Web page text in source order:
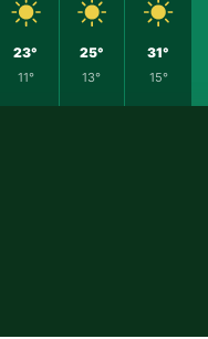
23°
11°
25°
13°
31°
15°